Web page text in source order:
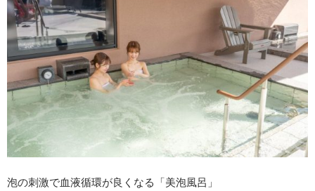
泡の刺激で血液循環が良くなる「美泡風呂」